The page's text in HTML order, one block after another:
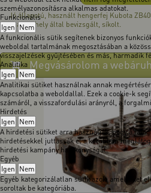
személyazonosításra alkalmas adatokat.
Funkcionális
Igen Nem
A funkcionális sütik segítenek bizonyos
weboldal tartalmának megosztásában a
visszajelzések gyűjtésében és más, harmadik
Analitika
Igen Nem
Analitikai sütiket használnak annak
kapcsolatba a weboldallal. Ezek a cookie-k
számáról, a visszafordulási arányról, a
Hirdetés
Igen Nem
A hirdetési sütiket arra használják, hogy a
hirdetésekkel juttassák el a korábban
hirdetési kampány hatékonyságát.
Egyéb
Igen Nem
Egyéb kategorizálatlan sütik azok, amelyeket
soroltak be kategóriába.
Jó állapotú, használt hengerfej Kubota
Szakműhely által bevizsgált, síkolt.
Megvásárolom a